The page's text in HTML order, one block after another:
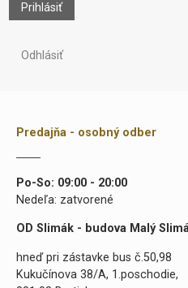
Prihlásiť
Odhlásiť
Predajňa - osobný odber
Po-So: 09:00 - 20:00
Nedeľa: zatvorené
OD Slimák - budova Malý
hneď pri zástavke bus č.50,98
Kukučínova 38/A, 1.poschodie,